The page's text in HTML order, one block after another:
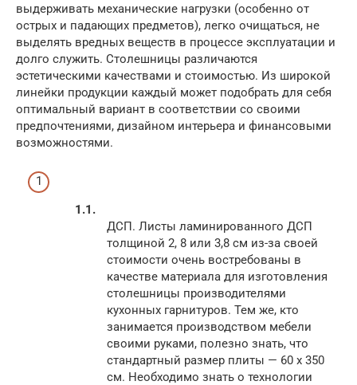
выдерживать механические нагрузки (особенно от
острых и падающих предметов), легко очищаться, не
выделять вредных веществ в процессе эксплуатации и
долго служить. Столешницы различаются
эстетическими качествами и стоимостью. Из широкой
линейки продукции каждый может подобрать для себя
оптимальный вариант в соответствии со своими
предпочтениями, дизайном интерьера и финансовыми
возможностями.
ДСП. Листы ламинированного ДСП
толщиной 2, 8 или 3,8 см из-за своей
стоимости очень востребованы в
качестве материала для изготовления
столешницы производителями
кухонных гарнитуров. Тем же, кто
занимается производством мебели
своими руками, полезно знать, что
стандартный размер плиты — 60 х 350
см. Необходимо знать о технологии